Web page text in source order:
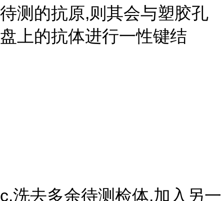
待测的抗原,则其会与塑胶孔
盘上的抗体进行一性键结
c.洗去多余待测检体,加入另一